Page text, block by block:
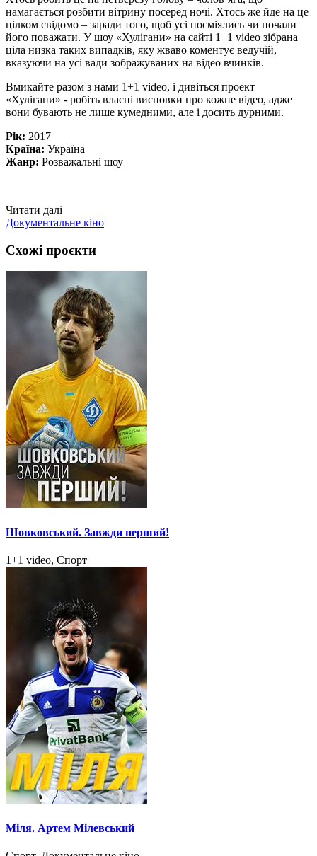
намагається розбити вітрину посеред ночі. Хтось же йде на це
цілком свідомо – заради того, щоб усі посміялись чи почали
його поважати. У шоу «Хулігани» на сайті 1+1 video зібрана
ціла низка таких випадків, яку жваво коментує ведучій,
вказуючи на усі вади зображуваних на відео вчинків.
Вмикайте разом з нами 1+1 video, і дивіться проект
«Хулігани» - робіть власні висновки про кожне відео, адже
вони бувають не лише кумедними, але і досить дурними.
Рік: 2017
Країна: Україна
Жанр: Розважальні шоу
Читати далі
Документальне кіно
Схожі проєкти
Шовковський. Завжди перший!
1+1 video, Спорт
Міля. Артем Мілевський